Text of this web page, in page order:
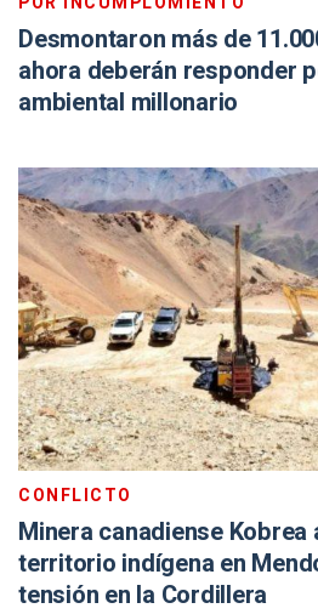
Desmontaron más de
ahora deberán responder
ambiental millonario
CONFLICTO
Minera canadiense
territorio indígena en
tensión en la Cordillera